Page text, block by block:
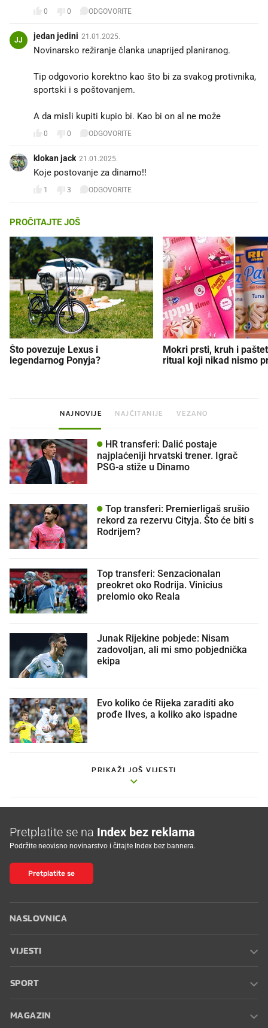
0 0 ODGOVORITE
JJ jedan jedini 21.01.2025.
Novinarsko režiranje članka unaprijed planiranog.
Tip odgovorio korektno kao što bi za svakog protivnika,
sportski i s poštovanjem.
A da misli kupiti kupio bi. Kao bi on al ne može 🤣
0 0 ODGOVORITE
klokan jack 21.01.2025.
Koje postovanje za dinamo!!
1 3 ODGOVORITE
PROČITAJTE JOŠ
Što povezuje Lexus i
legendarnog Ponyja?
Mokri prsti, kruh i
ritual koji nikad nismo
NAJNOVIJE NAJČITANIJE VEZANO
HR transferi: Dalić postaje
najplaćeniji hrvatski trener. Igrač
PSG-a stiže u Dinamo
Top transferi: Premierligaš srušio
rekord za rezervu Cityja. Što će biti s
Rodrijem?
Top transferi: Senzacionalan
preokret oko Rodrija. Vinicius
prelomio oko Reala
Junak Rijekine pobjede: Nisam
zadovoljan, ali mi smo pobjednička
ekipa
Evo koliko će Rijeka zaraditi ako
prođe Ilves, a koliko ako ispadne
PRIKAŽI JOŠ VIJESTI
Pretplatite se na Index bez reklama
Podržite neovisno novinarstvo i čitajte Index bez bannera.
Pretplatite se
NASLOVNICA
VIJESTI
SPORT
MAGAZIN